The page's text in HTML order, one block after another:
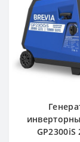
GP2300iS